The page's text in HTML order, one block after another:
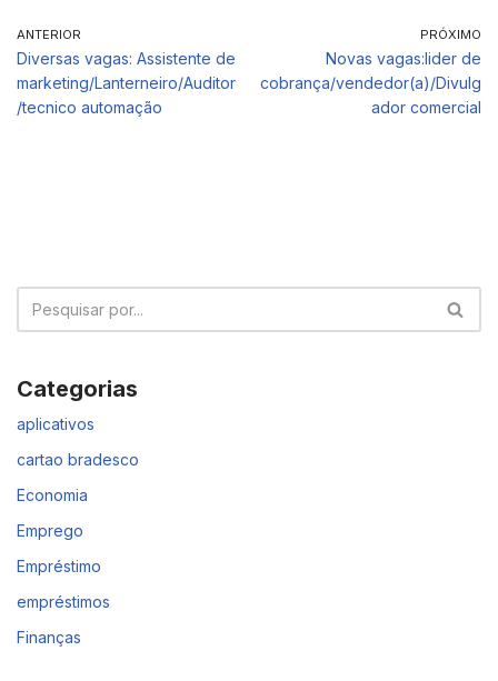
ANTERIOR
Diversas vagas: Assistente de
marketing/Lanterneiro/Auditor
/tecnico automação
PRÓXIMO
Novas vagas:lider de
cobrança/vendedor(a)/Divulg
ador comercial
Categorias
aplicativos
cartao bradesco
Economia
Emprego
Empréstimo
empréstimos
Finanças